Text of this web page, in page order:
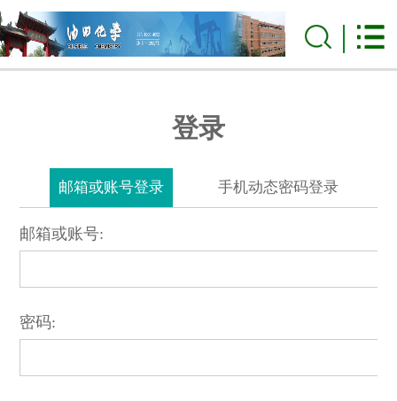
登录
邮箱或账号登录 手机动态密码登录
邮箱或账号:
密码: